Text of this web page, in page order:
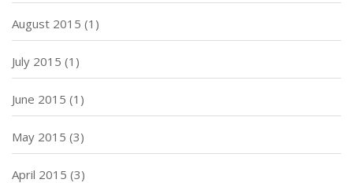
August 2015 (1)
July 2015 (1)
June 2015 (1)
May 2015 (3)
April 2015 (3)